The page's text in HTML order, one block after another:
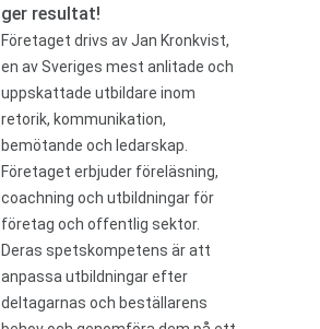
ger resultat!
Företaget drivs av Jan Kronkvist,
en av Sveriges mest anlitade och
uppskattade utbildare inom
retorik, kommunikation,
bemötande och ledarskap.
Företaget erbjuder föreläsning,
coachning och utbildningar för
företag och offentlig sektor.
Deras spetskompetens är att
anpassa utbildningar efter
deltagarnas och beställarens